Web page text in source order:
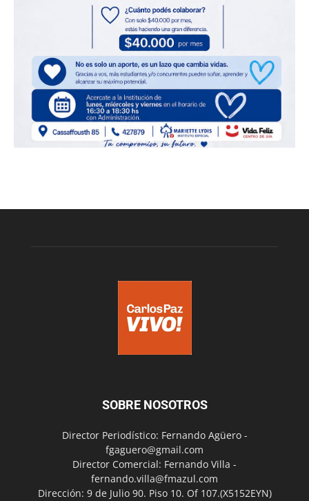
SOBRE NOSOTROS
Director Periodístico: Fernando Agüero -
fgaguero@gmail.com
Director Comercial: Fernando Villa -
fernando.villa@fmazul.com
Dirección: 9 de Julio 90. Piso 10. Of 107.(X5152EYN)